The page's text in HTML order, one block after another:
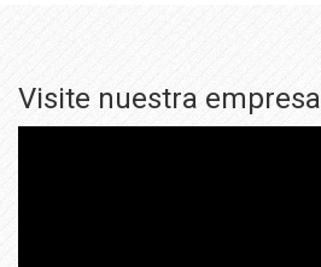
Visite nuestra empresa